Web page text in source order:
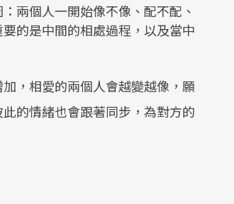
兩個人一開始像不像、配不配、
的是中間的相處過程，以及當中
，相愛的兩個人會越變越像，願
的情緒也會跟著同步，為對方的